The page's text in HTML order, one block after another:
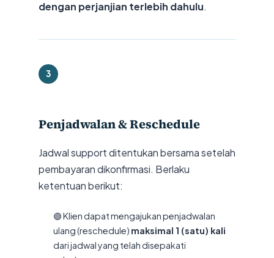
dengan perjanjian terlebih dahulu.
3
Penjadwalan & Reschedule
Jadwal support ditentukan bersama setelah
pembayaran dikonfirmasi. Berlaku
ketentuan berikut:
🟢 Klien dapat mengajukan penjadwalan
ulang (reschedule) maksimal 1 (satu) kali
dari jadwal yang telah disepakati